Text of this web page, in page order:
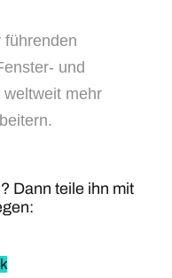
führenden
und
mehr
Dann teile ihn mit